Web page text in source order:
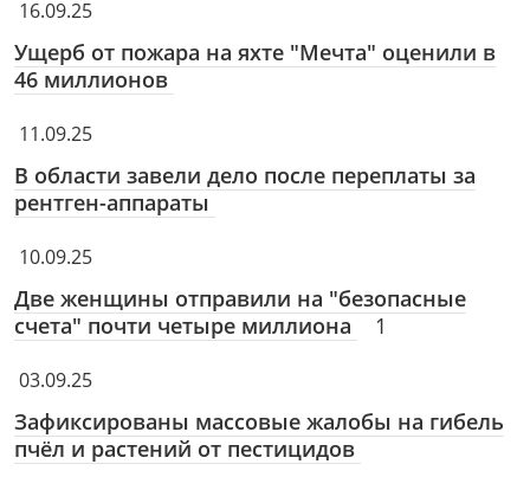
16.09.25
Ущерб от пожара на яхте "Мечта" оценили в
46 миллионов
11.09.25
В области завели дело после переплаты за
рентген-аппараты
10.09.25
Две женщины отправили на "безопасные
счета" почти четыре миллиона
1
03.09.25
Зафиксированы массовые жалобы на гибель
пчёл и растений от пестицидов